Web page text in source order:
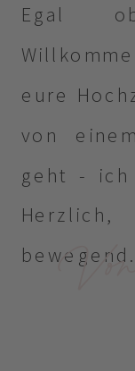
Egal
eure
von
geht - ich
bewegend.